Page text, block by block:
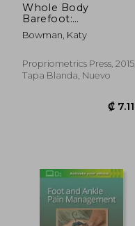
Whole Body
Barefoot:
Transitioning Well to
Minimal Footwear (en
Bowman, Katy
Propriometrics Press, 2015,
Tapa Blanda, Nuevo